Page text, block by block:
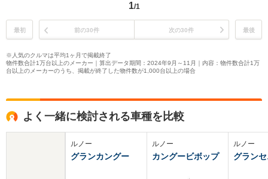
1/1
最初 前の30件 次の30件 最後
※人気のクルマは平均1ヶ月で掲載終了
物件数合計1万台以上のメーカー｜算出データ期間：2024年9月～11月｜内容：物件数合計1万
台以上のメーカーのうち、掲載が終了した物件数が1,000台以上の場合
よく一緒に検討される車種を比較
ルノー
グランカングー
ルノー
カングービボップ
ルノー
グラン